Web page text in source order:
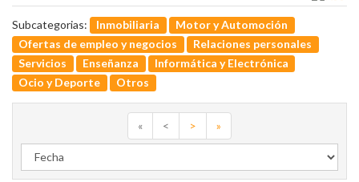
Subcategorias: Inmobiliaria
Motor y Automoción
Ofertas de empleo y negocios
Relaciones personales
Servicios
Enseñanza
Informática y Electrónica
Ocio y Deporte
Otros
« < > »